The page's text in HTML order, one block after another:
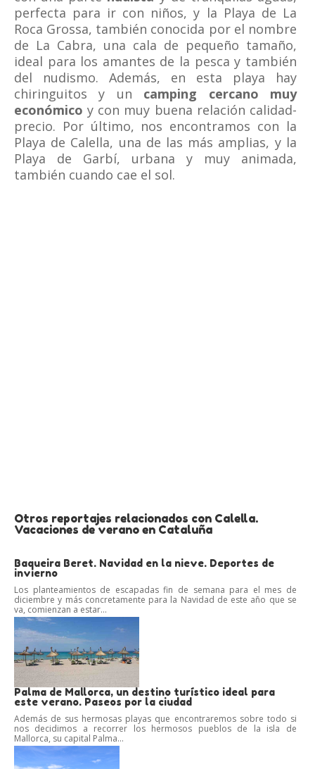
perfecta para ir con niños, y la Playa de La
Roca Grossa, también conocida por el nombre
de La Cabra, una cala de pequeño tamaño,
ideal para los amantes de la pesca y también
del nudismo. Además, en esta playa hay
chiringuitos y un camping cercano muy
económico y con muy buena relación calidad-
precio. Por último, nos encontramos con la
Playa de Calella, una de las más amplias, y la
Playa de Garbí, urbana y muy animada,
también cuando cae el sol.
Otros reportajes relacionados con Calella.
Vacaciones de verano en Cataluña
Baqueira Beret. Navidad en la nieve. Deportes de
invierno
Los planteamientos de escapadas fin de semana para el mes de
diciembre y más concretamente para la Navidad de este año que se
va, comienzan a estar...
Palma de Mallorca, un destino turístico ideal para
este verano. Paseos por la ciudad
Además de sus hermosas playas que encontraremos sobre todo si
nos decidimos a recorrer los hermosos pueblos de la isla de
Mallorca, su capital Palma...